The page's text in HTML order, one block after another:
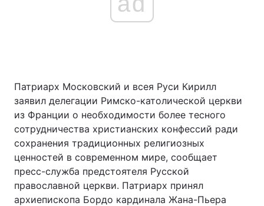
Патриарх Московский и всея Руси Кирилл
заявил делегации Римско-католической церкви
из Франции о необходимости более тесного
сотрудничества христианских конфессий ради
сохранения традиционных религиозных
ценностей в современном мире, сообщает
пресс-служба предстоятеля Русской
православной церкви. Патриарх принял
архиепископа Бордо кардинала Жана-Пьера